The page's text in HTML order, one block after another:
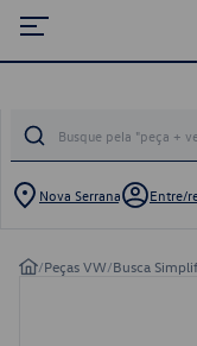
Nova Serrana Entre/
/Peças VW/Busca